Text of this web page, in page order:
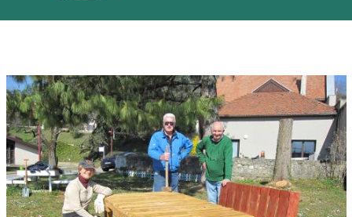
Copyright © 2023 Ville de Rives
Image